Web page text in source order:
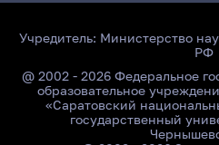
Учредитель: Министерство
РФ
@ 2002 - 2026 Федеральное
образовательное
«Саратовский
государственный